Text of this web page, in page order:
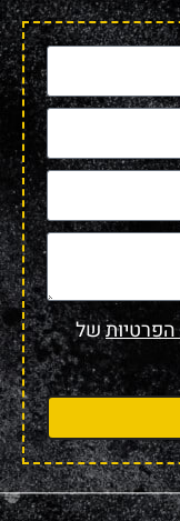
הפרטיותשל